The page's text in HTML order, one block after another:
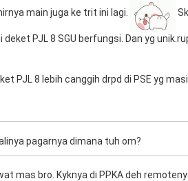
main juga ke trit ini lagi.
deket PJL 8 SGU berfungsi. Dan yg
PJL 8 lebih canggih drpd di PSE yg
pagarnya dimana tuh om?
mas bro. Kyknya di PPKA deh